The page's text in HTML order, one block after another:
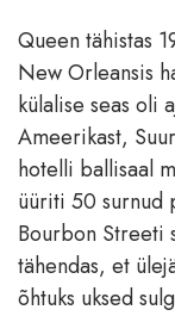
Queen tähistas
New Orleansis
külalise seas oli
Ameerikast,
hotelli ballisaal
üüriti 50 surnud
Bourbon Streeti
tähendas, et
õhtuks uksed